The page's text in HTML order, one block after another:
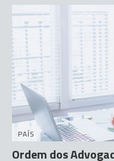
PAÍS
Ordem dos